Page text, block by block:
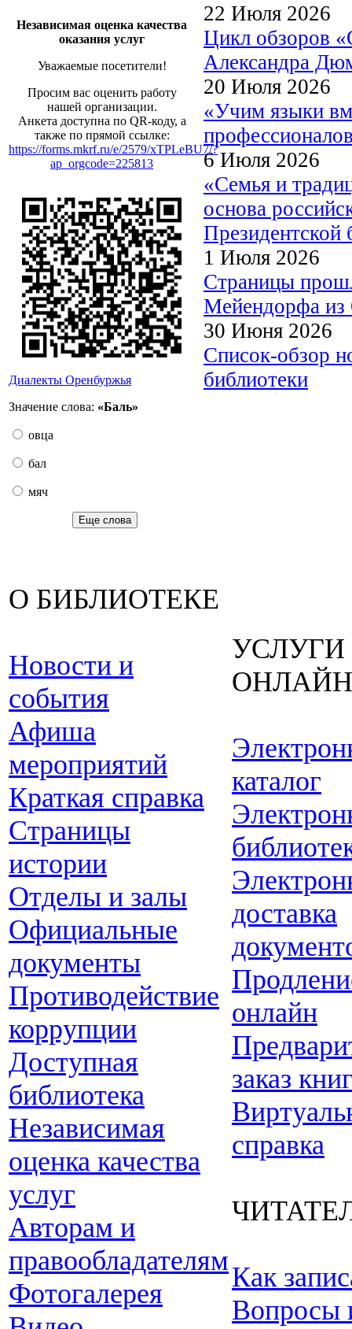
Независимая оценка качества
оказания услуг
Уважаемые посетители!
Просим вас оценить работу
нашей организации.
Анкета доступна по QR-коду, а
также по прямой ссылке:
https://forms.mkrf.ru/e/2579/xTPLeBU7/?
ap_orgcode=225813
Диалекты Оренбуржья
Значение слова: «Баль»
овца
бал
мяч
Еще слова
22 Июля 2026
Цикл обзоров
Александра
20 Июля 2026
«Учим языки
6 Июля 2026
«Семья и
основа
1 Июля 2026
Страницы
Мейендорфа из
30 Июня 2026
Список-обзор
библиотеки
О БИБЛИОТЕКЕ
Новости и
события
Афиша
мероприятий
Краткая справка
Страницы
истории
Отделы и залы
Официальные
документы
Противодействие
коррупции
Доступная
библиотека
Независимая
оценка качества
услуг
Авторам и
правообладателям
Фотогалерея
УСЛУГИ
ОНЛАЙН
каталог
доставка
онлайн
заказ
справка
Как
Вопросы